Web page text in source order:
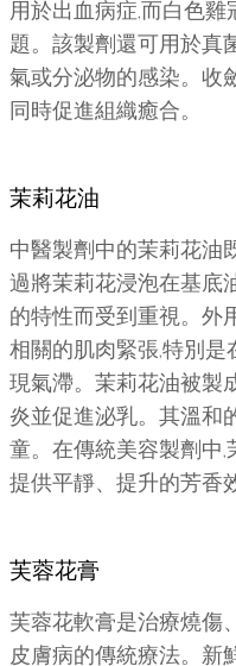
用於出血病症,而白色
題。該製劑還可用於真
氣或分泌物的感染。收
同時促進組織癒合。
茉莉花油
中醫製劑中的茉莉花油
過將茉莉花浸泡在基底
的特性而受到重視。外
相關的肌肉緊張,特別是
現氣滯。茉莉花油被製
炎並促進泌乳。其溫和
童。在傳統美容製劑中,
提供平靜、提升的芳香
芙蓉花膏
芙蓉花軟膏是治療燒傷
皮膚病的傳統療法。新